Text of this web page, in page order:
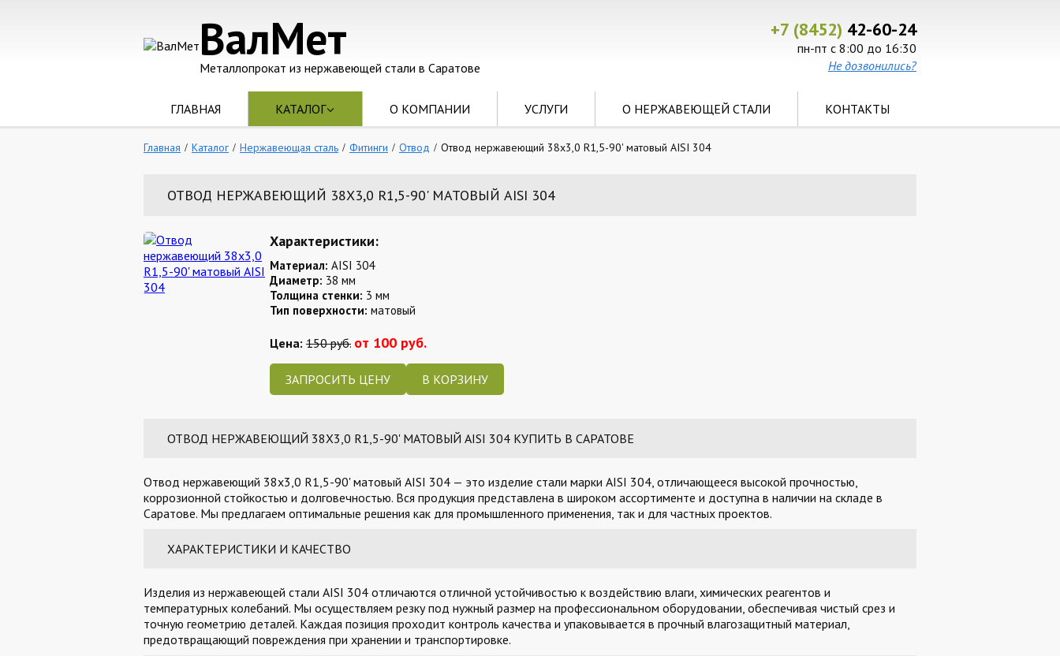
ВалМет
Металлопрокат из нержавеющей стали в Саратове
+7 (8452) 42-60-24
пн-пт с 8:00 до 16:30
Не дозвонились?
ГЛАВНАЯ КАТАЛОГ О КОМПАНИИ УСЛУГИ О НЕРЖАВЕЮЩЕЙ СТАЛИ КОНТАКТЫ
Главная Каталог Нержавеющая сталь Фитинги Отвод Отвод нержавеющий 38х3,0 R1,5-90' матовый AISI 304
ОТВОД НЕРЖАВЕЮЩИЙ 38Х3,0 R1,5-90' МАТОВЫЙ AISI 304
Характеристики:
Материал: AISI 304
Диаметр: 38 мм
Толщина стенки: 3 мм
Тип поверхности: матовый
Цена: 150 руб. от 100 руб.
ЗАПРОСИТЬ ЦЕНУ
ОТВОД НЕРЖАВЕЮЩИЙ 38Х3,0 R1,5-90' МАТОВЫЙ AISI 304 КУПИТЬ В САРАТОВЕ
Отвод нержавеющий 38х3,0 R1,5-90' матовый AISI 304 — это изделие стали марки AISI 304, отличающееся высокой прочностью,
коррозионной стойкостью и долговечностью. Вся продукция представлена в широком ассортименте и доступна в наличии на складе в
Саратове. Мы предлагаем оптимальные решения как для промышленного применения, так и для частных проектов.
ХАРАКТЕРИСТИКИ И КАЧЕСТВО
Изделия из нержавеющей стали AISI 304 отличаются отличной устойчивостью к воздействию влаги, химических реагентов и
температурных колебаний. Мы осуществляем резку под нужный размер на профессиональном оборудовании, обеспечивая чистый срез и
точную геометрию деталей. Каждая позиция проходит контроль качества и упаковывается в прочный влагозащитный материал,
предотвращающий повреждения при хранении и транспортировке.